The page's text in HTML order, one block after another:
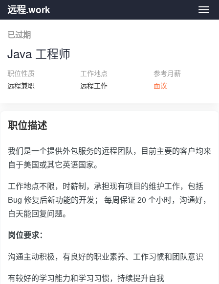
远
远程.work
已过期
Java 工程师
职位性质
远程兼职
工作地点
远程工作
参考月薪
面议
职位描述
我们是一个提供外包服务的远程团队，目前主要的客户均来
自于美国或其它英语国家。
工作地点不限，时薪制，承担现有项目的维护工作，包括
Bug 修复后新功能的开发； 每周保证 20 个小时，沟通好，
白天能回复问题。
岗位要求：
沟通主动积极，有良好的职业素养、工作习惯和团队意识
有较好的学习能力和学习习惯，持续提升自我